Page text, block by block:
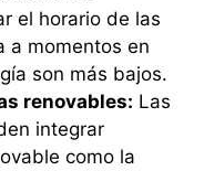
el horario de las
a momentos en
son más bajos.
renovables: Las
integrar
como la